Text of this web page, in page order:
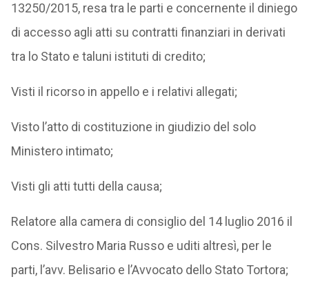
13250/2015, resa tra le parti e concernente il diniego
di accesso agli atti su contratti finanziari in derivati
tra lo Stato e taluni istituti di credito;
Visti il ricorso in appello e i relativi allegati;
Visto l’atto di costituzione in giudizio del solo
Ministero intimato;
Visti gli atti tutti della causa;
Relatore alla camera di consiglio del 14 luglio 2016 il
Cons. Silvestro Maria Russo e uditi altresì, per le
parti, l’avv. Belisario e l’Avvocato dello Stato Tortora;